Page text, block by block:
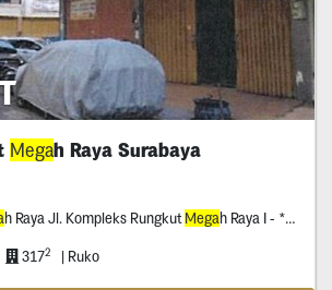
Megah Raya Surabaya
h Raya Jl. Kompleks RungkutMegah Raya I - * Surabaya
3172 | Ruko